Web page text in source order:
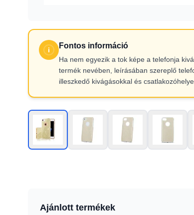
Fontos információ
Ha nem egyezik a tok képe a telefonja
termék nevében, leírásában szereplő
illeszkedő kivágásokkal és
Ajánlott termékek